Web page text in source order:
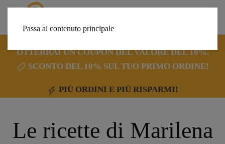
Passa al contenuto principale
OTTERRAI UN COUPON DEL VALORE DEL 10%.
SCONTO DEL 10% SUL TUO PRIMO ORDINE!
PIÙ ORDINI E PIÙ RISPARMI!
Le ricette di Marilena